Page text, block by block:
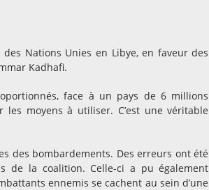
Nations Unies en Libye, en faveur des
Kadhafi.
face à un pays de 6 millions
moyens à utiliser. C’est une véritable
des bombardements. Des erreurs ont été
de la coalition. Celle-ci a pu également
ennemis se cachent au sein d’une